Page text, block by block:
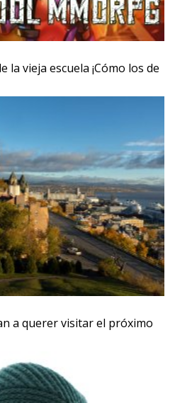
la vieja escuela ¡Cómo los de
a querer visitar el próximo